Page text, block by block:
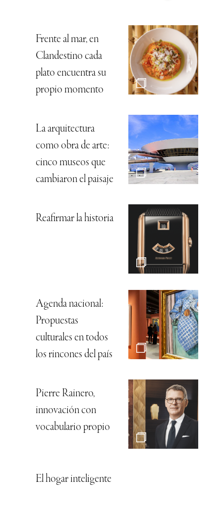
Frente al mar, en
Clandestino cada
plato encuentra su
propio momento
La arquitectura
como obra de arte:
cinco museos que
cambiaron el paisaje
Reafirmar la historia
Agenda nacional:
Propuestas
culturales en todos
los rincones del país
Pierre Rainero,
innovación con
vocabulario propio
El hogar inteligente